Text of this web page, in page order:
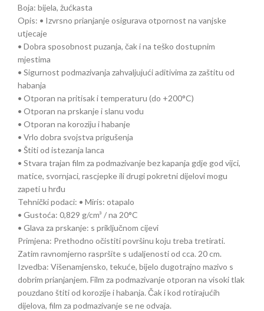
Boja: bijela, žućkasta
Opis: • Izvrsno prianjanje osigurava otpornost na vanjske
utjecaje
• Dobra sposobnost puzanja, čak i na teško dostupnim
mjestima
• Sigurnost podmazivanja zahvaljujući aditivima za zaštitu od
habanja
• Otporan na pritisak i temperaturu (do +200°C)
• Otporan na prskanje i slanu vodu
• Otporan na koroziju i habanje
• Vrlo dobra svojstva prigušenja
• Štiti od istezanja lanca
• Stvara trajan film za podmazivanje bez kapanja gdje god vijci,
matice, svornjaci, rascjepke ili drugi pokretni dijelovi mogu
zapeti u hrđu
Tehnički podaci: • Miris: otapalo
• Gustoća: 0,829 g/cm³ / na 20°C
• Glava za prskanje: s priključnom cijevi
Primjena: Prethodno očistiti površinu koju treba tretirati.
Zatim ravnomjerno raspršite s udaljenosti od cca. 20 cm.
Izvedba: Višenamjensko, tekuće, bijelo dugotrajno mazivo s
dobrim prianjanjem. Film za podmazivanje otporan na visoki tlak
pouzdano štiti od korozije i habanja. Čak i kod rotirajućih
dijelova, film za podmazivanje se ne odvaja.